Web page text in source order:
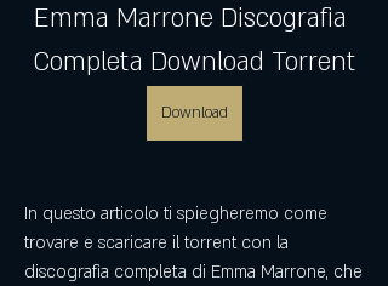
Emma Marrone Discografia
Completa Download Torrent
Download
In questo articolo ti spiegheremo come
trovare e scaricare il torrent con la
discografia completa di Emma Marrone, che